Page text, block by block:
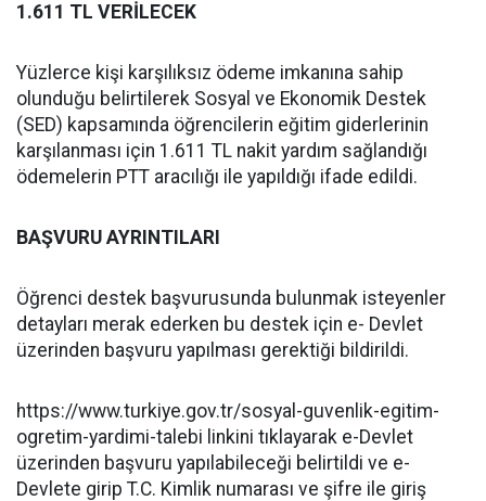
1.611 TL VERİLECEK
Yüzlerce kişi karşılıksız ödeme imkanına sahip
olunduğu belirtilerek Sosyal ve Ekonomik Destek
(SED) kapsamında öğrencilerin eğitim giderlerinin
karşılanması için 1.611 TL nakit yardım sağlandığı
ödemelerin PTT aracılığı ile yapıldığı ifade edildi.
BAŞVURU AYRINTILARI
Öğrenci destek başvurusunda bulunmak isteyenler
detayları merak ederken bu destek için e- Devlet
üzerinden başvuru yapılması gerektiği bildirildi.
https://www.turkiye.gov.tr/sosyal-guvenlik-egitim-
ogretim-yardimi-talebi linkini tıklayarak e-Devlet
üzerinden başvuru yapılabileceği belirtildi ve e-
Devlete girip T.C. Kimlik numarası ve şifre ile giriş